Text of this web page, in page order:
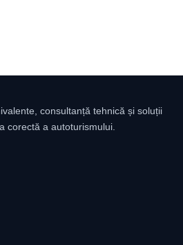
consultanță tehnică și soluții
corectă a autoturismului.